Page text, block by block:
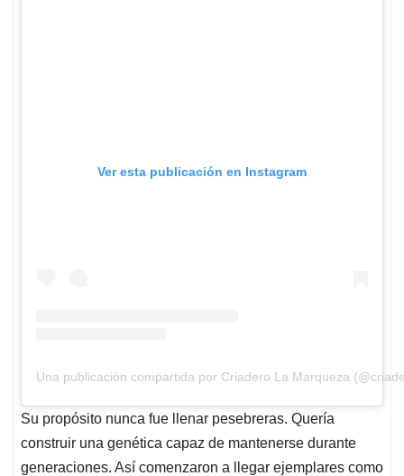
Ver esta publicación en Instagram
Una publicación compartida por Criadero La Marqueza
Su propósito nunca fue llenar pesebreras. Quería
construir una genética capaz de mantenerse durante
generaciones. Así comenzaron a llegar ejemplares como